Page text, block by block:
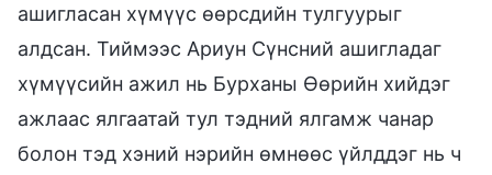
ашигласан хүмүүс өөрсдийн тулгуурыг
алдсан. Тиймээс Ариун Сүнсний ашигладаг
хүмүүсийн ажил нь Бурханы Өөрийн хийдэг
ажлаас ялгаатай тул тэдний ялгамж чанар
болон тэд хэний нэрийн өмнөөс үйлддэг нь ч